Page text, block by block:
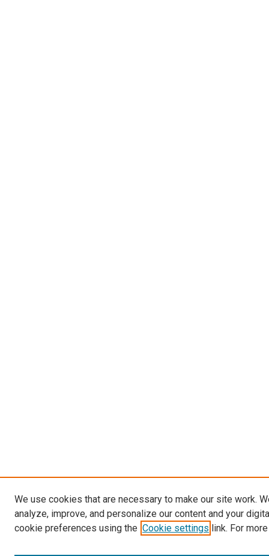
We use cookies that are necessary to make our site work.
analyze, improve, and personalize our content and your
cookie preferences using the Cookie settings link. For